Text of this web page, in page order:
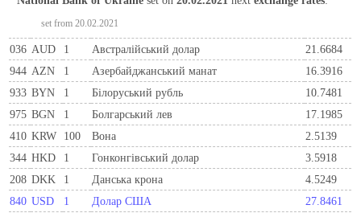
set from 20.02.2021
036 AUD 1 Австралійський долар
21.6684
944 AZN 1 Азербайджанський манат
16.3916
933 BYN 1 Бiлоруський рубль
10.7481
975 BGN 1 Болгарський лев
17.1985
410 KRW 100 Вона
2.5139
344 HKD 1 Гонконгівський долар
3.5918
208 DKK 1 Данська крона
4.5249
840 USD 1 Долар США
27.8461